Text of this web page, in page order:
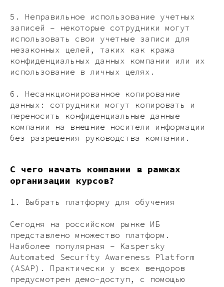
5. Неправильное использование учетных
записей – некоторые сотрудники могут
использовать свои учетные записи для
незаконных целей, таких как кража
конфиденциальных данных компании или их
использование в личных целях.
6. Несанкционированное копирование
данных: сотрудники могут копировать и
переносить конфиденциальные данные
компании на внешние носители информации
без разрешения руководства компании.
С чего начать компании в рамках
организации курсов?
1. Выбрать платформу для обучения
Сегодня на российском рынке ИБ
представлено множество платформ.
Наиболее популярная – Kaspersky
Automated Security Awareness Platform
(ASAP). Практически у всех вендоров
предусмотрен демо-доступ, с помощью